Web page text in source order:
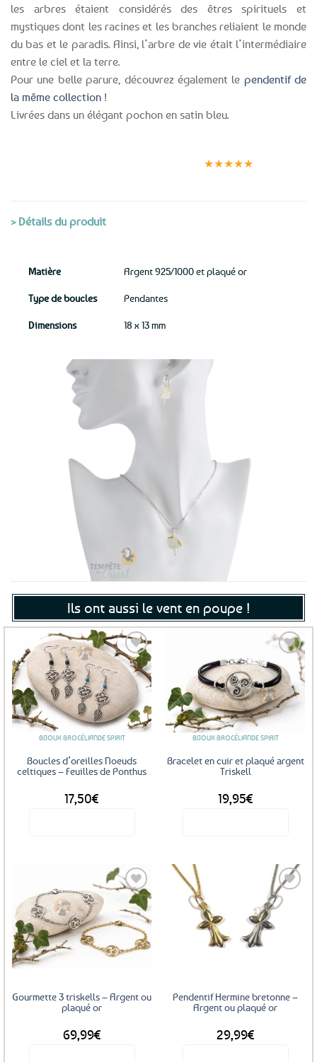
les arbres étaient considérés des êtres spirituels et
mystiques dont les racines et les branches reliaient le monde
du bas et le paradis. Ainsi, l’arbre de vie était l’intermédiaire
entre le ciel et la terre.
Pour une belle parure, découvrez également le pendentif de
la même collection !
Livrées dans un élégant pochon en satin bleu.
★★★★★
> Détails du produit
Matière Argent 925/1000 et plaqué or
Type de boucles Pendantes
Dimensions 18 x 13 mm
Ils ont aussi le vent en poupe !
Ajouter
aux
favoris
BIJOUX BROCÉLIANDE SPIRIT
Boucles d’oreilles Noeuds
celtiques – Feuilles de Ponthus
17,50€
variations.
Les
options
peuvent
être
sur
Ajouter
aux
favoris
BIJOUX BROCÉLIANDE SPIRIT
Bracelet en cuir et plaqué argent
Triskell
19,95€
Ajouter
aux
favoris
Gourmette 3 triskells – Argent ou
plaqué or
69,99€
Ajouter
Pendentif Hermine bretonne –
Argent ou plaqué or
29,99€